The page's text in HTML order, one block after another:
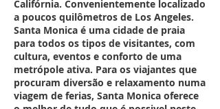
Califórnia. Convenientemente localizado
a poucos quilômetros de Los Angeles.
Santa Monica é uma cidade de praia
para todos os tipos de visitantes, com
cultura, eventos e conforto de uma
metrópole ativa. Para os viajantes que
procuram diversão e relaxamento numa
viagem de ferias, Santa Monica oferece